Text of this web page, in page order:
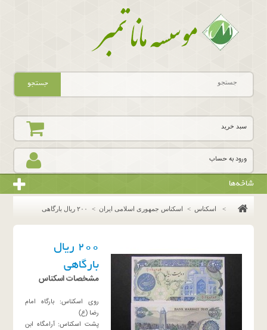
ورود به حساب
سبد خرید
جستجو
شاخه‌ها
> اسکناس > اسکناس جمهوری اسلامی ایران > ٢٠٠ ريال بارگاهى
٢٠٠ ريال
بارگاهى
مشخصات اسكناس
روى اسكناس: بارگاه امام
رضا (ع)
پشت اسكناس: آرامگاه ابن